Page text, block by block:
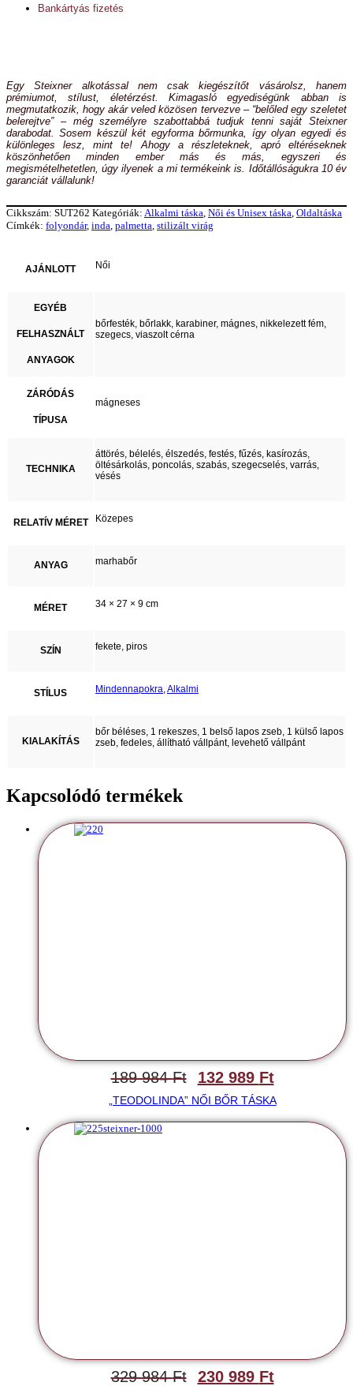
Bankártyás fizetés
Egy Steixner alkotással nem csak kiegészítőt vásárolsz, hanem
prémiumot, stílust, életérzést. Kimagasló egyediségünk abban is
megmutatkozik, hogy akár veled közösen tervezve – “belőled egy szeletet
belerejtve” – még személyre szabottabbá tudjuk tenni saját Steixner
darabodat. Sosem készül két egyforma bőrmunka, így olyan egyedi és
különleges lesz, mint te! Ahogy a részleteknek, apró eltéréseknek
köszönhetően minden ember más és más, egyszeri és
megismételhetetlen, úgy ilyenek a mi termékeink is. Időtállóságukra 10 év
garanciát vállalunk!
Cikkszám: SUT262 Kategóriák: Alkalmi táska, Női és Unisex táska, Oldaltáska
Címkék: folyondár, inda, palmetta, stilizált virág
AJÁNLOTT Női
EGYÉB
FELHASZNÁLT
ANYAGOK
bőrfesték, bőrlakk, karabiner, mágnes, nikkelezett fém,
szegecs, viaszolt cérna
ZÁRÓDÁS
TÍPUSA
mágneses
TECHNIKA
áttörés, bélelés, élszedés, festés, fűzés, kasírozás,
öltésárkolás, poncolás, szabás, szegecselés, varrás,
vésés
RELATÍV MÉRET Közepes
ANYAG marhabőr
MÉRET 34 × 27 × 9 cm
SZÍN fekete, piros
STÍLUS Mindennapokra,Alkalmi
KIALAKÍTÁS
bőr béléses, 1 rekeszes, 1 belső lapos zseb, 1 külső lapos
zseb, fedeles, állítható vállpánt, levehető vállpánt
Kapcsolódó termékek
189 984Ft 132 989 Ft
„TEODOLINDA” NŐI BŐR TÁSKA
329 984Ft 230 989 Ft